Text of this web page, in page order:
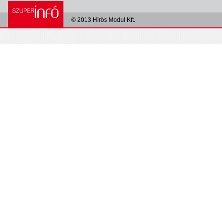
© 2013 Hírös Modul Kft.